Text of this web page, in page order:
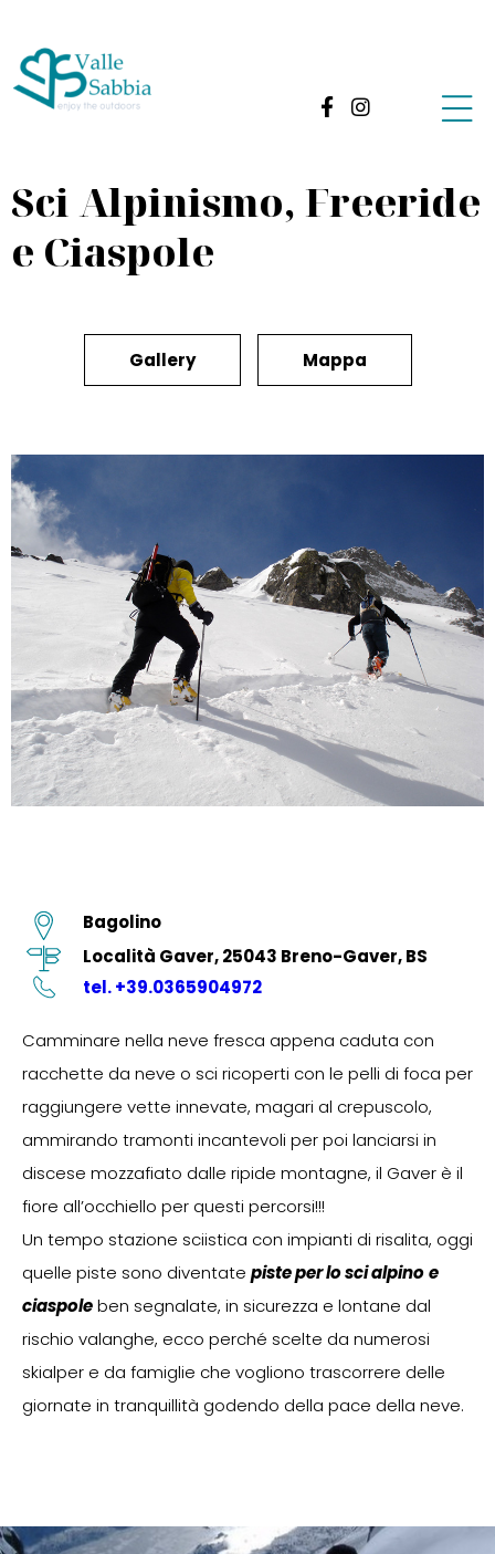
Sci Alpinismo, Freeride
e Ciaspole
Gallery Mappa
Bagolino
Località Gaver, 25043 Breno-Gaver, BS
tel. +39.0365904972
Camminare nella neve fresca appena caduta con
racchette da neve o sci ricoperti con le pelli di foca per
raggiungere vette innevate, magari al crepuscolo,
ammirando tramonti incantevoli per poi lanciarsi in
discese mozzafiato dalle ripide montagne, il Gaver è il
fiore all’occhiello per questi percorsi!!!
Un tempo stazione sciistica con impianti di risalita, oggi
quelle piste sono diventate piste per lo sci alpinoe
ciaspoleben segnalate, in sicurezza e lontane dal
rischio valanghe, ecco perché scelte da numerosi
skialper e da famiglie che vogliono trascorrere delle
giornate in tranquillità godendo della pace della neve.